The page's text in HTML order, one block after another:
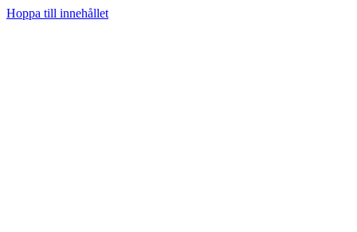
Hoppa till innehållet